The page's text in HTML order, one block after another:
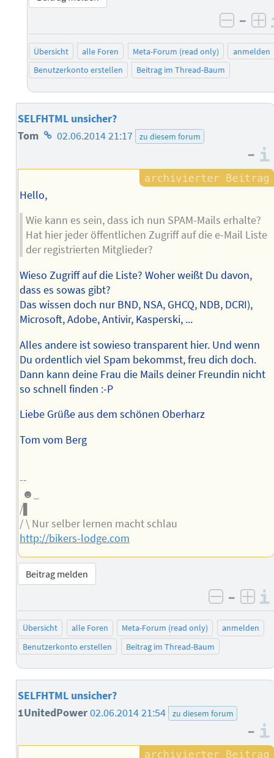
–
Übersicht alle Foren Meta-Forum (read only)
anmelden
Benutzerkonto erstellen
Beitrag im Thread-Baum
SELFHTML unsicher?
Tom Homepage
Autors
02.06.2014 21:17 zu diesem forum
–
Hello,
Wie kann es sein, dass ich nun SPAM-Mails erhalte?
Hat hier jeder öffentlichen Zugriff auf die e-Mail Liste
der registrierten Mitglieder?
Wieso Zugriff auf die Liste? Woher weißt Du davon,
dass es sowas gibt?
Das wissen doch nur BND, NSA, GHCQ, NDB, DCRI),
Microsoft, Adobe, Antivir, Kasperski, ...
Alles andere ist sowieso transparent hier. Und wenn
Du ordentlich viel Spam bekommst, freu dich doch.
Dann kann deine Frau die Mails deiner Freundin nicht
so schnell finden :-P
Liebe Grüße aus dem schönen Oberharz
Tom vom Berg
--
☻_
/▌
/ \ Nur selber lernen macht schlau
http://bikers-lodge.com
Beitrag melden
negativ
–
Übersicht alle Foren Meta-Forum (read only)
anmelden
Benutzerkonto erstellen
Beitrag im Thread-Baum
SELFHTML unsicher?
1UnitedPower02.06.2014 21:54 zu diesem forum
–